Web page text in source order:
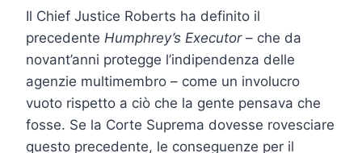
Il Chief Justice Roberts ha definito il
precedente Humphrey’s Executor– che da
novant’anni protegge l’indipendenza delle
agenzie multimembro – come un involucro
vuoto rispetto a ciò che la gente pensava che
fosse. Se la Corte Suprema dovesse rovesciare
questo precedente, le conseguenze per il